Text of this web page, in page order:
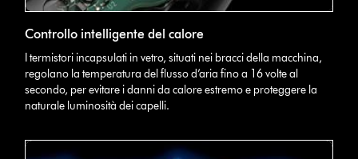
Controllo intelligente del calore
I termistori incapsulati in vetro, situati nei bracci della macchina,
regolano la temperatura del flusso d’aria fino a 16 volte al
secondo, per evitare i danni da calore estremo e proteggere la
naturale luminosità dei capelli.